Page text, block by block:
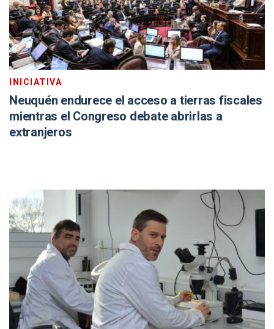
INICIATIVA
Neuquén endurece el acceso a tierras fiscales
mientras el Congreso debate abrirlas a
extranjeros